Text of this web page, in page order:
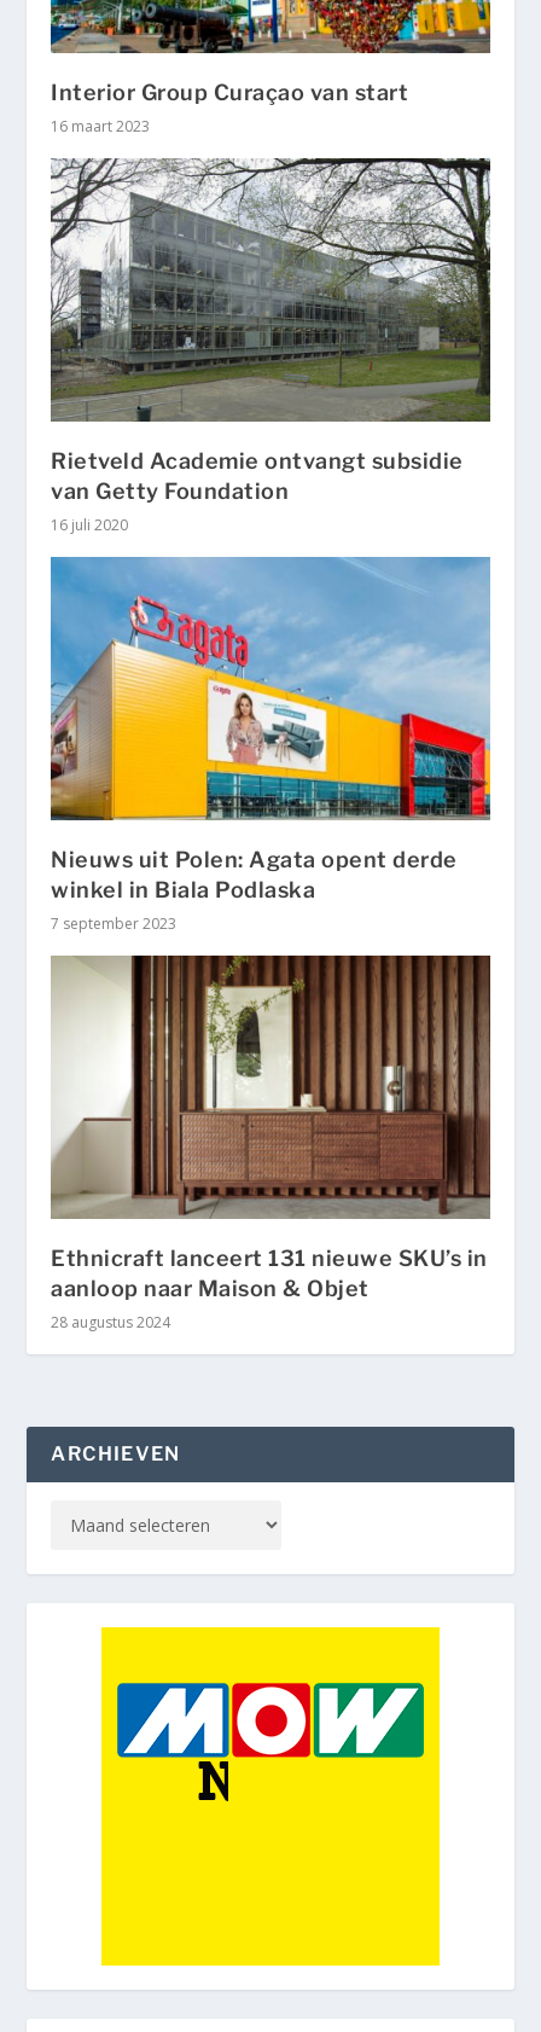
Interior Group Curaçao van start
16 maart 2023
Rietveld Academie ontvangt subsidie
van Getty Foundation
16 juli 2020
Nieuws uit Polen: Agata opent derde
winkel in Biala Podlaska
7 september 2023
Ethnicraft lanceert 131 nieuwe SKU’s in
aanloop naar Maison & Objet
28 augustus 2024
ARCHIEVEN